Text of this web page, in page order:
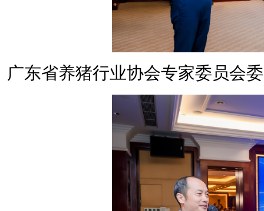
广东省养猪行业协会专家委员会